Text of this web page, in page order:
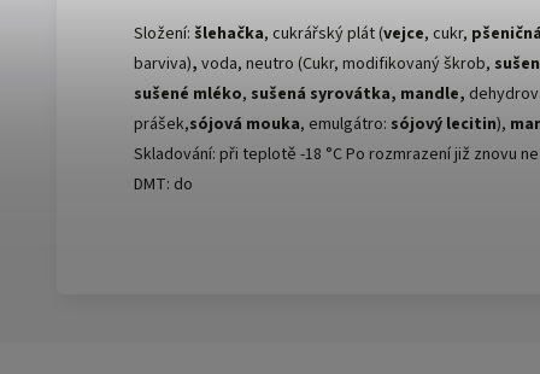
Složení: šlehačka, cukrářský plát (vejce, cukr,
barviva), voda, neutro (Cukr, modifikovaný škrob,
sušené mléko, sušená syrovátka, mandle,
prášek,sójová mouka, emulgátro: sójový lecitin),
Skladování: při teplotě -18 °C Po rozmrazení již znovu
DMT: do